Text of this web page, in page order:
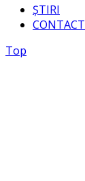
ȘTIRI
CONTACT
Top